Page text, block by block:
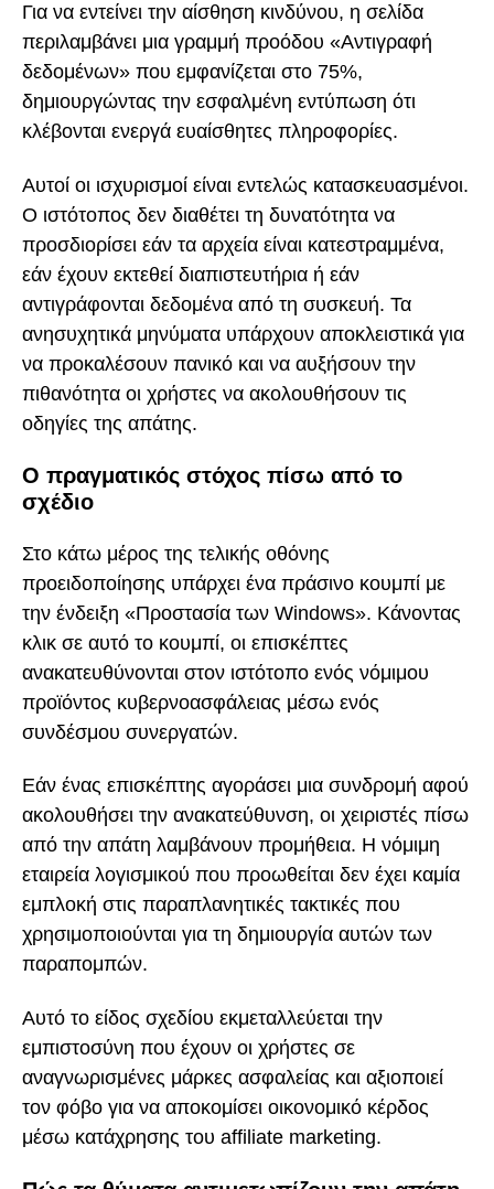
Για να εντείνει την αίσθηση κινδύνου, η σελίδα
περιλαμβάνει μια γραμμή προόδου «Αντιγραφή
δεδομένων» που εμφανίζεται στο 75%,
δημιουργώντας την εσφαλμένη εντύπωση ότι
κλέβονται ενεργά ευαίσθητες πληροφορίες.
Αυτοί οι ισχυρισμοί είναι εντελώς κατασκευασμένοι.
Ο ιστότοπος δεν διαθέτει τη δυνατότητα να
προσδιορίσει εάν τα αρχεία είναι κατεστραμμένα,
εάν έχουν εκτεθεί διαπιστευτήρια ή εάν
αντιγράφονται δεδομένα από τη συσκευή. Τα
ανησυχητικά μηνύματα υπάρχουν αποκλειστικά για
να προκαλέσουν πανικό και να αυξήσουν την
πιθανότητα οι χρήστες να ακολουθήσουν τις
οδηγίες της απάτης.
Ο πραγματικός στόχος πίσω από το
σχέδιο
Στο κάτω μέρος της τελικής οθόνης
προειδοποίησης υπάρχει ένα πράσινο κουμπί με
την ένδειξη «Προστασία των Windows». Κάνοντας
κλικ σε αυτό το κουμπί, οι επισκέπτες
ανακατευθύνονται στον ιστότοπο ενός νόμιμου
προϊόντος κυβερνοασφάλειας μέσω ενός
συνδέσμου συνεργατών.
Εάν ένας επισκέπτης αγοράσει μια συνδρομή αφού
ακολουθήσει την ανακατεύθυνση, οι χειριστές πίσω
από την απάτη λαμβάνουν προμήθεια. Η νόμιμη
εταιρεία λογισμικού που προωθείται δεν έχει καμία
εμπλοκή στις παραπλανητικές τακτικές που
χρησιμοποιούνται για τη δημιουργία αυτών των
παραπομπών.
Αυτό το είδος σχεδίου εκμεταλλεύεται την
εμπιστοσύνη που έχουν οι χρήστες σε
αναγνωρισμένες μάρκες ασφαλείας και αξιοποιεί
τον φόβο για να αποκομίσει οικονομικό κέρδος
μέσω κατάχρησης του affiliate marketing.